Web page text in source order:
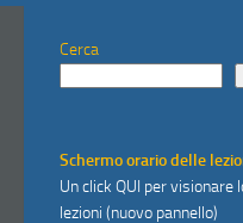
Cerca
Schermo orario delle
Un click QUI per visionare
lezioni (nuovo pannello)